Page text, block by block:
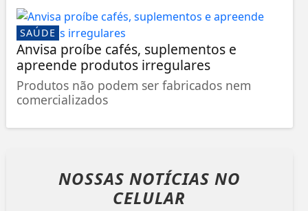
SAÚDE
Anvisa proíbe cafés, suplementos e
apreende produtos irregulares
Produtos não podem ser fabricados nem
comercializados
NOSSAS NOTÍCIAS NO
CELULAR